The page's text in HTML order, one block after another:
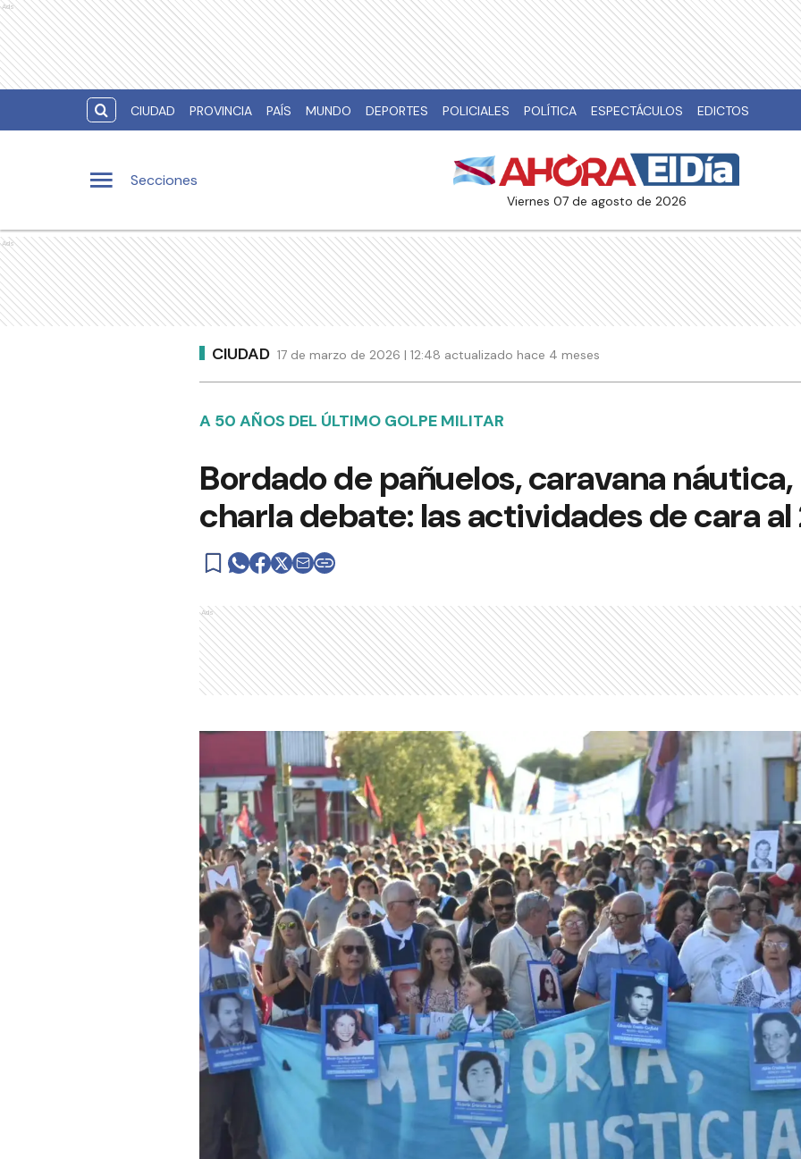
Ads
CIUDAD PROVINCIA PAÍS MUNDO DEPORTES POLICIALES POLÍTICA ESPECTÁCULOS EDICTOS
Secciones
viernes 07 de agosto de 2026
Ads
CIUDAD 17 de marzo de 2026 | 12:48 actualizado hace 4 meses
A 50 AÑOS DEL ÚLTIMO GOLPE MILITAR
Bordado de pañuelos, caravana
charla debate: las actividades de cara
Ads